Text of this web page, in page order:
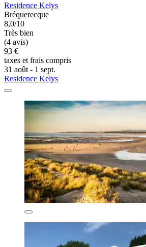
Residence Kelys
Bréquerecque
8,0/10
Très bien
(4 avis)
93 €
taxes et frais compris
31 août - 1 sept.
Residence Kelys